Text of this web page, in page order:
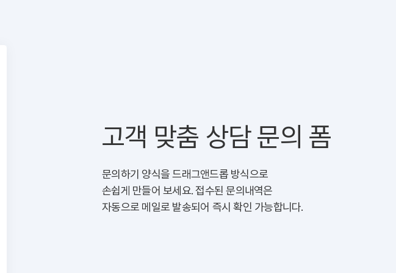
고객 맞춤 상담 문의 폼
문의하기 양식을 드래그앤드롭 방식으로
손쉽게 만들어 보세요. 접수된 문의내역은
자동으로 메일로 발송되어 즉시 확인 가능합니다.